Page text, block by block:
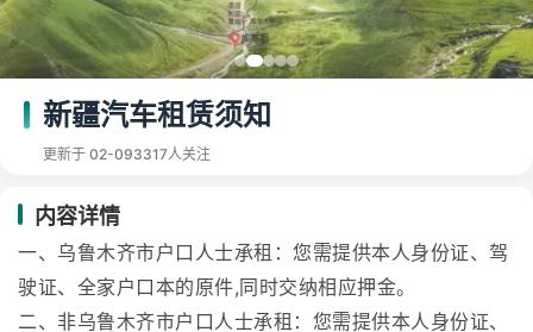
新疆汽车租赁须知
更新于 02-093317人关注
内容详情
一、乌鲁木齐市户口人士承租：您需提供本人身份证、驾
驶证、全家户口本的原件,同时交纳相应押金。
二、非乌鲁木齐市户口人士承租：您需提供本人身份证、